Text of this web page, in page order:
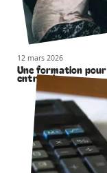
12 mars 2026
Une formation
entreprise